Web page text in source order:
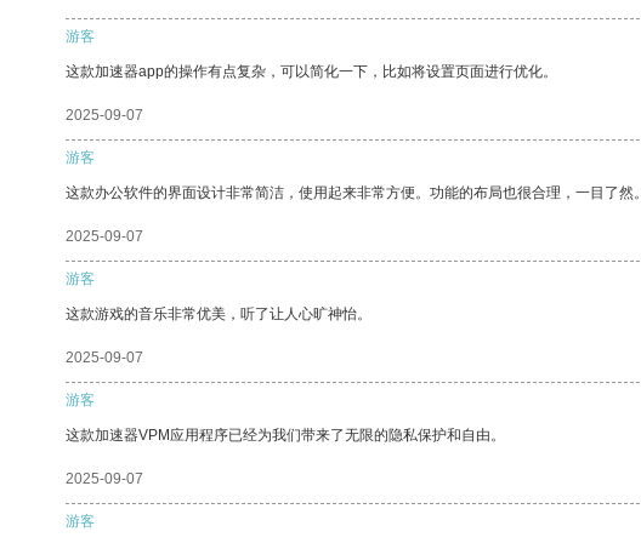
游客
这款加速器app的操作有点复杂，可以简化一下，比如将设置页面进行优化。
2025-09-07
游客
这款办公软件的界面设计非常简洁，使用起来非常方便。功能的布局也很合理，一目了然。
2025-09-07
游客
这款游戏的音乐非常优美，听了让人心旷神怡。
2025-09-07
游客
这款加速器VPM应用程序已经为我们带来了无限的隐私保护和自由。
2025-09-07
游客